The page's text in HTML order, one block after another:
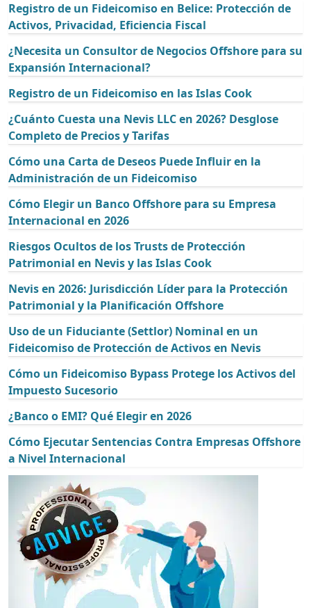
Registro de un Fideicomiso en Belice: Protección de
Activos, Privacidad, Eficiencia Fiscal
¿Necesita un Consultor de Negocios Offshore para su
Expansión Internacional?
Registro de un Fideicomiso en las Islas Cook
¿Cuánto Cuesta una Nevis LLC en 2026? Desglose
Completo de Precios y Tarifas
Cómo una Carta de Deseos Puede Influir en la
Administración de un Fideicomiso
Cómo Elegir un Banco Offshore para su Empresa
Internacional en 2026
Riesgos Ocultos de los Trusts de Protección
Patrimonial en Nevis y las Islas Cook
Nevis en 2026: Jurisdicción Líder para la Protección
Patrimonial y la Planificación Offshore
Uso de un Fiduciante (Settlor) Nominal en un
Fideicomiso de Protección de Activos en Nevis
Cómo un Fideicomiso Bypass Protege los Activos del
Impuesto Sucesorio
¿Banco o EMI? Qué Elegir en 2026
Cómo Ejecutar Sentencias Contra Empresas Offshore
a Nivel Internacional